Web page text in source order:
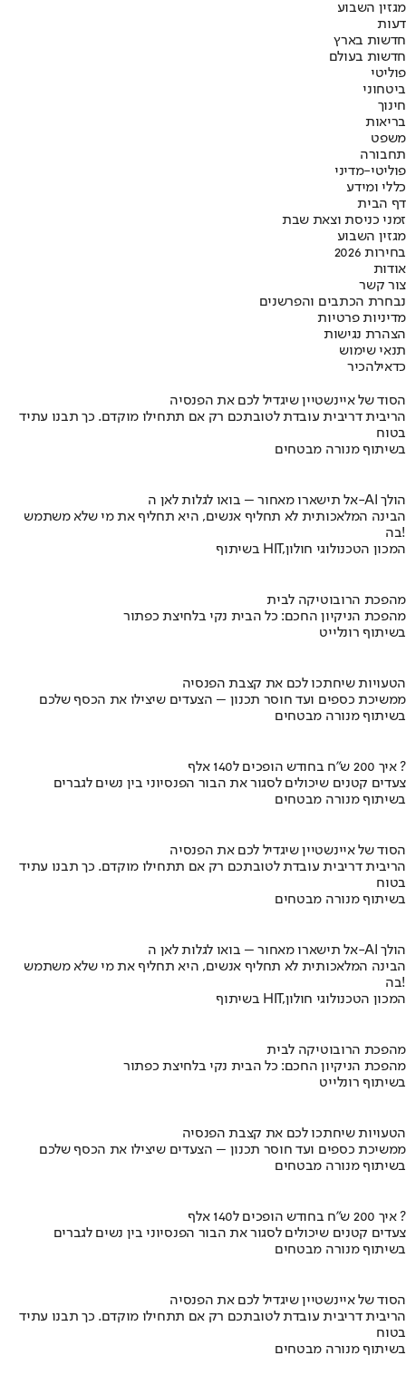
מגזין השבוע
דעות
חדשות בארץ
חדשות בעולם
פוליטי
ביטחוני
חינוך
בריאות
משפט
תחבורה
פוליטי-מדיני
כללי ומידע
דף הבית
זמני כניסת וצאת שבת
מגזין השבוע
בחירות 2026
אודות
צור קשר
נבחרת הכתבים והפרשנים
מדיניות פרטיות
הצהרת נגישות
תנאי שימוש
כדאילהכיר
הסוד של איינשטיין שיגדיל לכם את הפנסיה
הריבית דריבית עובדת לטובתכם רק אם תתחילו מוקדם. כך תבנו עתיד
בטוח
בשיתוף מנורה מבטחים
אל תישארו מאחור – בואו לגלות לאן ה-AI הולך
הבינה המלאכותית לא תחליף אנשים, היא תחליף את מי שלא משתמש
בה!
בשיתוף HIT,המכון הטכנולוגי חולון
מהפכת הרובוטיקה לבית
מהפכת הניקיון החכם: כל הבית נקי בלחיצת כפתור
בשיתוף רונלייט
הטעויות שיחתכו לכם את קצבת הפנסיה
ממשיכת כספים ועד חוסר תכנון – הצעדים שיצילו את הכסף שלכם
בשיתוף מנורה מבטחים
איך 200 ש"ח בחודש הופכים ל140 אלף ?
צעדים קטנים שיכולים לסגור את הבור הפנסיוני בין נשים לגברים
בשיתוף מנורה מבטחים
הסוד של איינשטיין שיגדיל לכם את הפנסיה
הריבית דריבית עובדת לטובתכם רק אם תתחילו מוקדם. כך תבנו עתיד
בטוח
בשיתוף מנורה מבטחים
אל תישארו מאחור – בואו לגלות לאן ה-AI הולך
הבינה המלאכותית לא תחליף אנשים, היא תחליף את מי שלא משתמש
בה!
בשיתוף HIT,המכון הטכנולוגי חולון
מהפכת הרובוטיקה לבית
מהפכת הניקיון החכם: כל הבית נקי בלחיצת כפתור
בשיתוף רונלייט
הטעויות שיחתכו לכם את קצבת הפנסיה
ממשיכת כספים ועד חוסר תכנון – הצעדים שיצילו את הכסף שלכם
בשיתוף מנורה מבטחים
איך 200 ש"ח בחודש הופכים ל140 אלף ?
צעדים קטנים שיכולים לסגור את הבור הפנסיוני בין נשים לגברים
בשיתוף מנורה מבטחים
הסוד של איינשטיין שיגדיל לכם את הפנסיה
הריבית דריבית עובדת לטובתכם רק אם תתחילו מוקדם. כך תבנו עתיד
בטוח
בשיתוף מנורה מבטחים